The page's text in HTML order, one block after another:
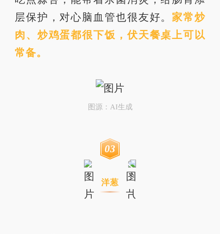
层保护，对心脑血管也很友好。 家常炒
肉、炒鸡蛋都很下饭，伏天餐桌上可以
常备。
图源：AI生成
03
洋葱